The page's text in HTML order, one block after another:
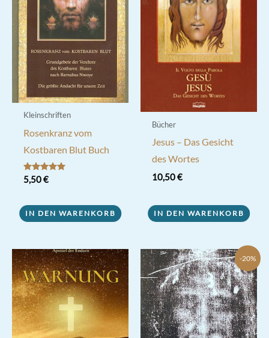
Kleinschriften
Rosenkranz vom
Kostbaren Blut Buch
Bewertet mit
5.00
5,50€
IN DEN WARENKORB
Bücher
Jesus – Das Gesicht
des Wortes
10,50€
IN DEN WARENKORB
-20%